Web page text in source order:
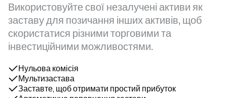
Використовуйте свої незалучені активи як
заставу для позичання інших активів, щоб
скористатися різними торговими та
інвестиційними можливостями.
Нульова комісія
Мультизастава
Заставте, щоб отримати простий прибуток